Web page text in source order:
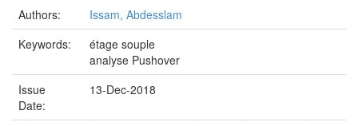
Authors:
Issam, Abdesslam
Keywords:
étage souple
analyse Pushover
Issue
Date:
13-Dec-2018